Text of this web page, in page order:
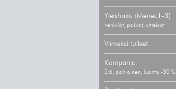
Yleishaku (Menec1-3)
henkilöt, paikat, yhteisöt
Viimeksi tulleet
Kampanja:
Erä, pohjoinen, luonto -30 %